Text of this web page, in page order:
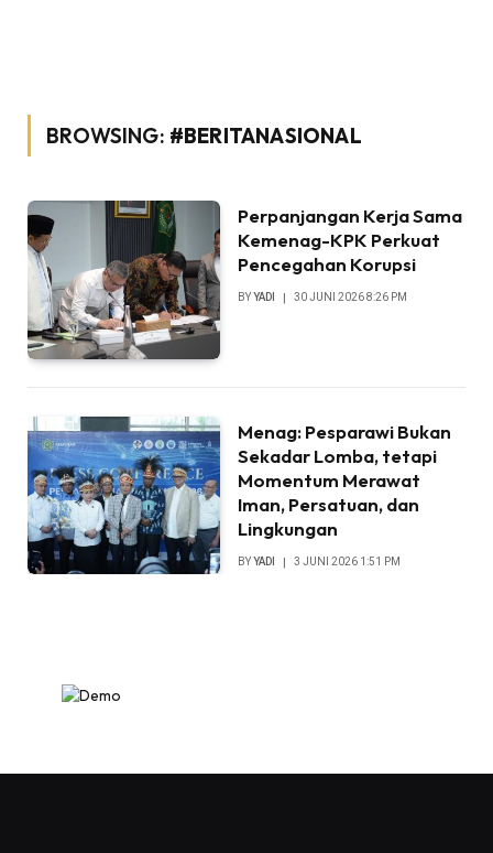
BROWSING: #BERITANASIONAL
Perpanjangan Kerja Sama
Kemenag-KPK Perkuat
Pencegahan Korupsi
BYYADI 30 JUNI 2026 8:26 PM
Menag: Pesparawi Bukan
Sekadar Lomba, tetapi
Momentum Merawat
Iman, Persatuan, dan
Lingkungan
BYYADI 3 JUNI 2026 1:51 PM